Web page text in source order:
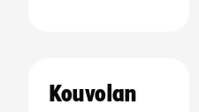
Kouvolan